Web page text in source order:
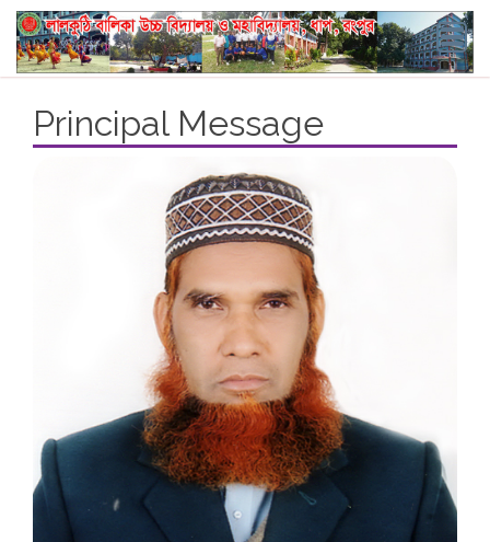
Principal Message